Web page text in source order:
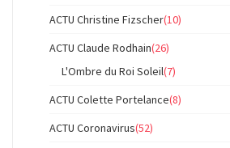
ACTU Christine Fizscher(10)
ACTU Claude Rodhain(26)
L'Ombre du Roi Soleil(7)
ACTU Colette Portelance(8)
ACTU Coronavirus(52)